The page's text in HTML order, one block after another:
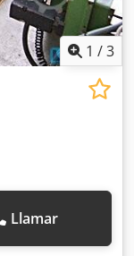
1 /3
Llamar